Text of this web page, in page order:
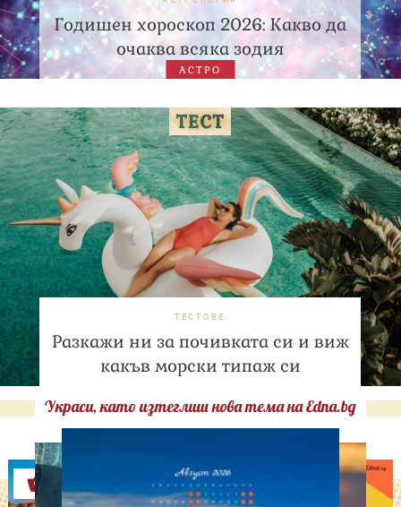
Годишен хороскоп 2026: Какво да
очаква всяка зодия
АСТРО
ТЕСТОВЕ
Разкажи ни за почивката си и виж
какъв морски типаж си
Украси, като изтеглиш нова тема на Edna.bg
Оферти